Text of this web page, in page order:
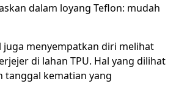
dalam loyang Teflon: mudah
juga menyempatkan diri melihat
di lahan TPU. Hal yang dilihat
tanggal kematian yang